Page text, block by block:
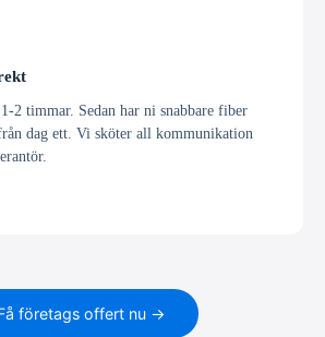
2 timmar. Sedan har ni snabbare fiber
dag ett. Vi sköter all kommunikation
företags offert nu →